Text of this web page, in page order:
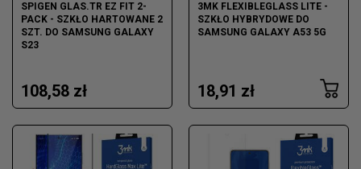
SPIGEN GLAS.TR EZ FIT 2-
PACK - SZKŁO HARTOWANE 2
SZT. DO SAMSUNG GALAXY
S23
108,58 zł
3MK FLEXIBLEGLASS LITE -
SZKŁO HYBRYDOWE DO
SAMSUNG GALAXY A53 5G
18,91 zł